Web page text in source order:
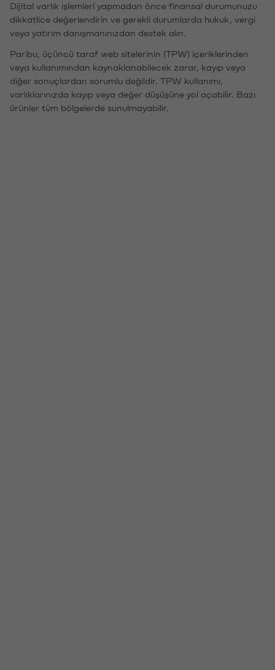
Dijital varlık işlemleri yapmadan önce finansal durumunuzu
dikkatlice değerlendirin ve gerekli durumlarda hukuk, vergi
veya yatırım danışmanınızdan destek alın.
Paribu, üçüncü taraf web sitelerinin (TPW) içeriklerinden
veya kullanımından kaynaklanabilecek zarar, kayıp veya
diğer sonuçlardan sorumlu değildir. TPW kullanımı,
varlıklarınızda kayıp veya değer düşüşüne yol açabilir. Bazı
ürünler tüm bölgelerde sunulmayabilir.